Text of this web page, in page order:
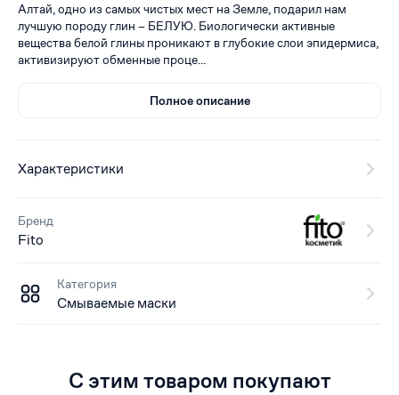
Алтай, одно из самых чистых мест на Земле, подарил нам
лучшую породу глин – БЕЛУЮ. Биологически активные
вещества белой глины проникают в глубокие слои эпидермиса,
активизируют обменные проце...
Полное описание
Характеристики
Бренд
Fito
Категория
Смываемые маски
С этим товаром покупают